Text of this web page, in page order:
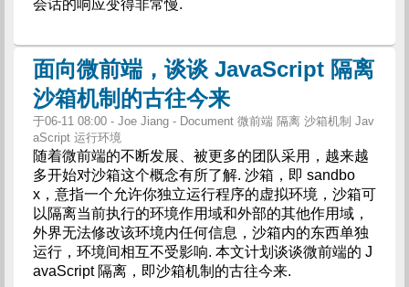
会话的响应变得非常慢.
面向微前端，谈谈 JavaScript 隔离
沙箱机制的古往今来
于06-11 08:00 - Joe Jiang - Document 微前端 隔离 沙箱机制 Jav
aScript 运行环境
随着微前端的不断发展、被更多的团队采用，越来越
多开始对沙箱这个概念有所了解. 沙箱，即 sandbo
x，意指一个允许你独立运行程序的虚拟环境，沙箱可
以隔离当前执行的环境作用域和外部的其他作用域，
外界无法修改该环境内任何信息，沙箱内的东西单独
运行，环境间相互不受影响. 本文计划谈谈微前端的 J
avaScript 隔离，即沙箱机制的古往今来.